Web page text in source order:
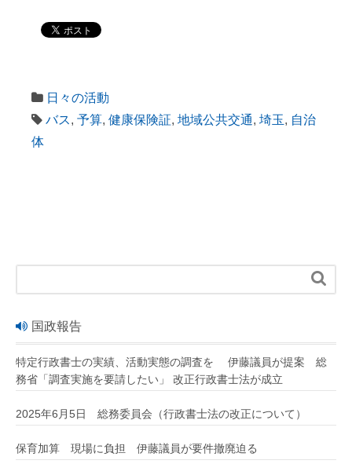
日々の活動
バス, 予算, 健康保険証, 地域公共交通, 埼玉, 自治
体

国政報告
特定行政書士の実績、活動実態の調査を 伊藤議員が提案 総
務省「調査実施を要請したい」 改正行政書士法が成立
2025年6月5日 総務委員会（行政書士法の改正について）
保育加算 現場に負担 伊藤議員が要件撤廃迫る